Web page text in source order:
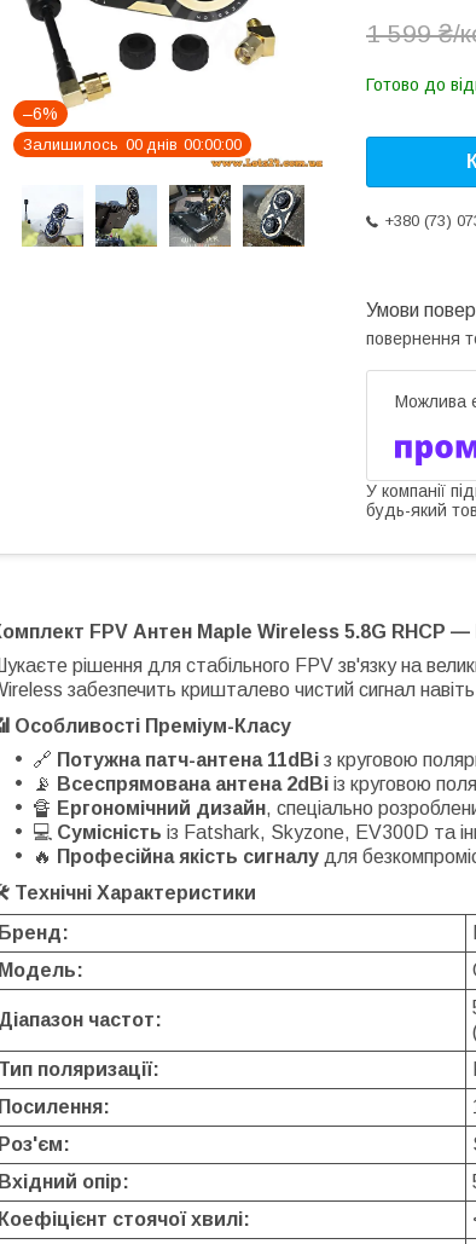
–6%
Залишилось 00 днів 00 00 00
1 599 ₴/
Готово до
+380 (73)
повернення
У компанії
будь-який
FPV Антен Maple Wireless 5.8G RHCP
Шукаєте рішення для стабільного FPV зв'язку на
забезпечить кришталево чистий сигнал
Особливості Преміум-Класу
🔗 Потужна патч-антена 11dBi з круговою
📡 Всеспрямована антена 2dBi із круговою
🔏 Ергономічний дизайн, спеціально
💻 Сумісність із Fatshark, Skyzone, EV300D та
🔥 Професійна якість сигналу для
Технічні Характеристики
Бренд:
Модель:
Діапазон частот:
Тип поляризації:
Посилення:
Роз'єм:
Вхідний опір:
Коефіцієнт стоячої хвилі: